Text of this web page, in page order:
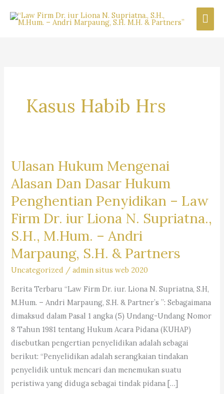
Kasus Habib Hrs
Ulasan Hukum Mengenai
Alasan Dan Dasar Hukum
Penghentian Penyidikan – Law
Firm Dr. iur Liona N. Supriatna.,
S.H., M.Hum. – Andri
Marpaung, S.H. & Partners
Uncategorized /admin situs web 2020
Berita Terbaru “Law Firm Dr. iur. Liona N. Supriatna, S.H,
M.Hum. – Andri Marpaung, S.H. & Partner’s ”: Sebagaimana
dimaksud dalam Pasal 1 angka (5) Undang-Undang Nomor
8 Tahun 1981 tentang Hukum Acara Pidana (KUHAP)
disebutkan pengertian penyelidikan adalah sebagai
berikut: “Penyelidikan adalah serangkaian tindakan
penyelidik untuk mencari dan menemukan suatu
peristiwa yang diduga sebagai tindak pidana […]